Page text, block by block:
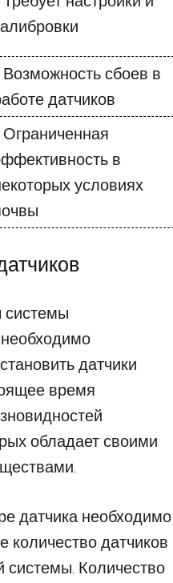
сбоев в
датчиков
в
условиях
системы
датчики
время
обладает своими
датчика необходимо
количество датчиков
системы. Количество